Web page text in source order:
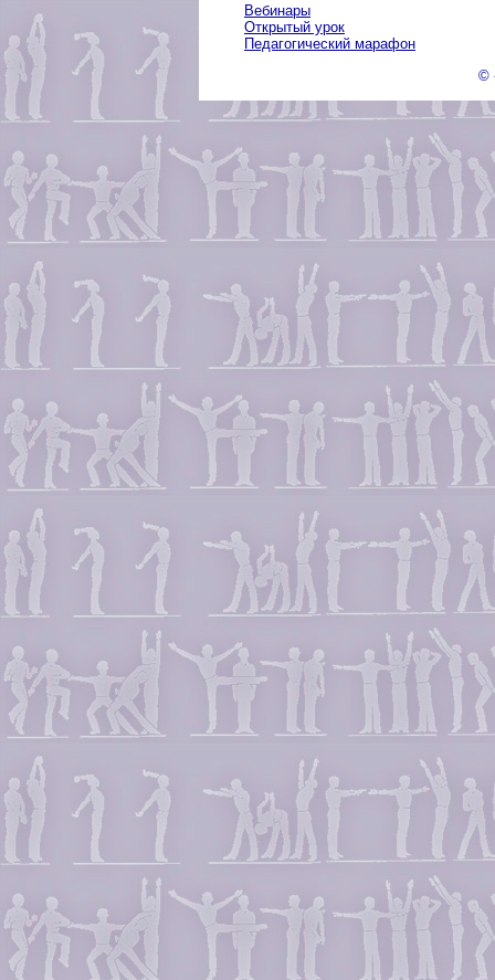
Вебинары
Открытый урок
Педагогический марафон
©